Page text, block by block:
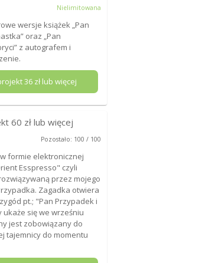
Nielimitowana
wersje książek „Pan
oraz „Pan
z autografem i
36 zł lub więcej
60 zł lub więcej
Pozostało: 100 / 100
formie elektronicznej
Esspresso" czyli
przez mojego
Zagadka otwiera
pt.; "Pan Przypadek i
się we wrześniu
jest zobowiązany do
tajemnicy do momentu